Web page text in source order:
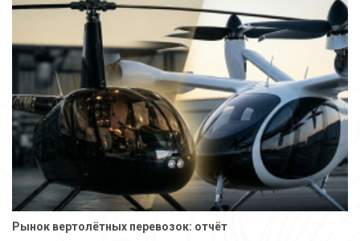
Рынок вертолётных перевозок: отчёт